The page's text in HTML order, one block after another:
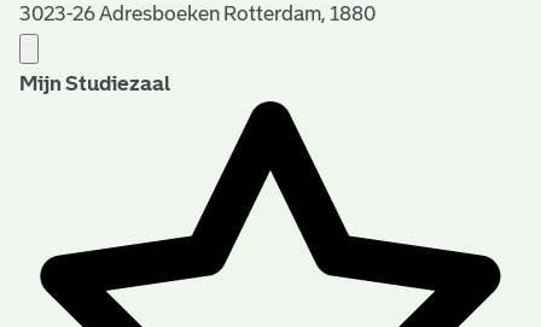
3023-26 Adresboeken Rotterdam, 1880
Mijn Studiezaal